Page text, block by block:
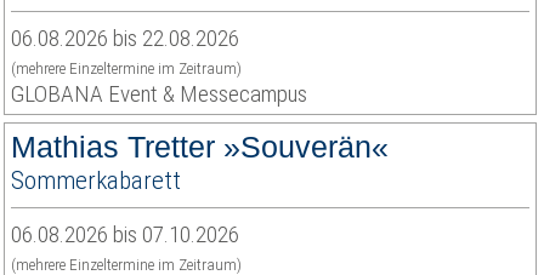
06.08.2026 bis 22.08.2026
(mehrere Einzeltermine im Zeitraum)
GLOBANA Event & Messecampus
Mathias Tretter »Souverän«
Sommerkabarett
06.08.2026 bis 07.10.2026
(mehrere Einzeltermine im Zeitraum)